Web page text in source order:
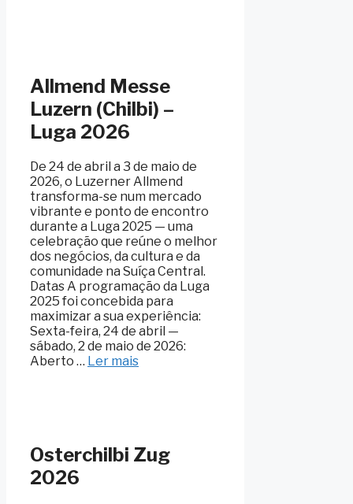
Allmend Messe
Luzern (Chilbi) –
Luga 2026
De 24 de abril a 3 de maio de
2026, o Luzerner Allmend
transforma-se num mercado
vibrante e ponto de encontro
durante a Luga 2025 — uma
celebração que reúne o melhor
dos negócios, da cultura e da
comunidade na Suíça Central.
Datas A programação da Luga
2025 foi concebida para
maximizar a sua experiência:
Sexta-feira, 24 de abril —
sábado, 2 de maio de 2026:
Aberto … Ler mais
Osterchilbi Zug
2026